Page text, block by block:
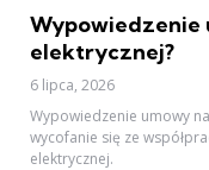
Wypowiedzenie
elektrycznej?
6 lipca, 2026
Wypowiedzenie umowy
wycofanie się ze
elektrycznej.